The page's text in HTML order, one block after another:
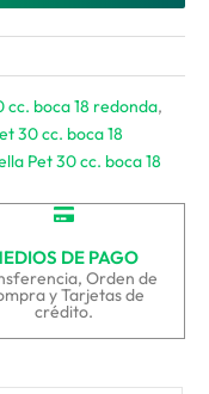
boca 18 redonda,
30 cc. boca 18
Pet 30 cc. boca 18
DE PAGO
Orden de
y Tarjetas de
crédito.